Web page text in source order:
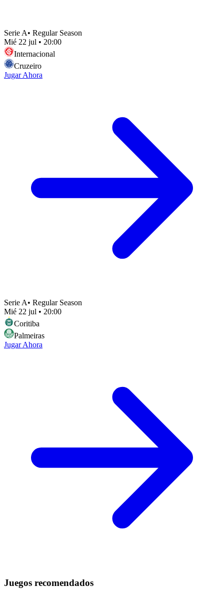
Serie A• Regular Season
Mié 22 jul • 20:00
Internacional
Cruzeiro
Jugar Ahora
Serie A• Regular Season
Mié 22 jul • 20:00
Coritiba
Palmeiras
Jugar Ahora
Juegos recomendados